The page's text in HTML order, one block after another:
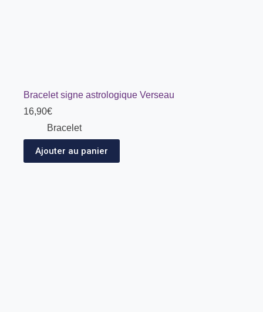
Bracelet signe astrologique Verseau
16,90€
Bracelet
Ajouter au panier